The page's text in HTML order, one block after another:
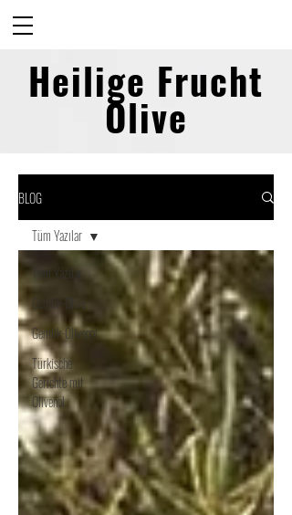
Heilige Frucht
Olive
BLOG
Tüm Yazılar
Gemlik-Olive
Gemlik-Olivenöl
Türkische
Gerichte mit
Olivenöl
Tüm Yazılar